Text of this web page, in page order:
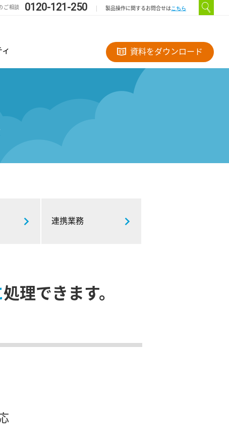
ご相談 0120-121-250 製品操作に関するお問合せは こちら
資料をダウンロード
連携業務
処理できます。